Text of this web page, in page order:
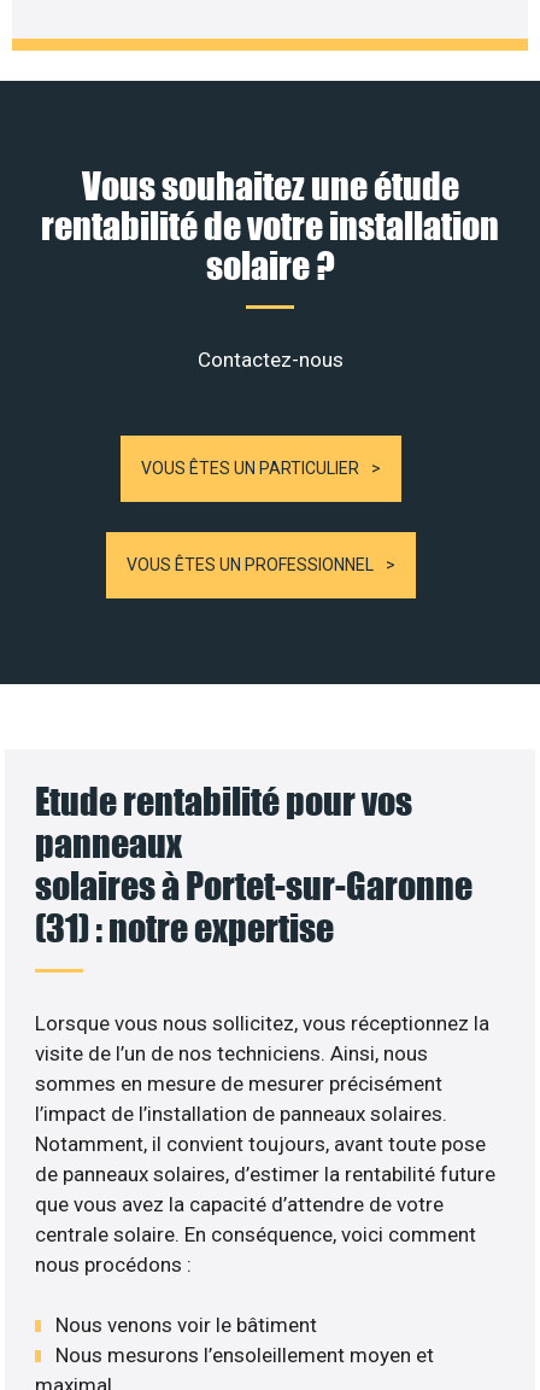
Vous souhaitez une étude
rentabilité de votre installation
solaire ?
Contactez-nous
VOUS ÊTES UN PARTICULIER
VOUS ÊTES UN PROFESSIONNEL
Etude rentabilité pour vos
panneaux
solaires à Portet-sur-Garonne
(31) : notre expertise
Lorsque vous nous sollicitez, vous réceptionnez la
visite de l’un de nos techniciens. Ainsi, nous
sommes en mesure de mesurer précisément
l’impact de l’installation de panneaux solaires.
Notamment, il convient toujours, avant toute pose
de panneaux solaires, d’estimer la rentabilité future
que vous avez la capacité d’attendre de votre
centrale solaire. En conséquence, voici comment
nous procédons :
Nous venons voir le bâtiment
Nous mesurons l’ensoleillement moyen et